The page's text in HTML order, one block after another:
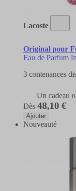
Lacoste
Original pour
Eau de Parfum
3 contenances
Un cadeau
Dès 48,10 €
Ajouter
Nouveauté